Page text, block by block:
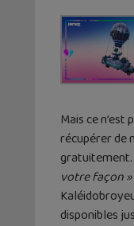
Mais ce
récupérer de
votre façon »
disponibles